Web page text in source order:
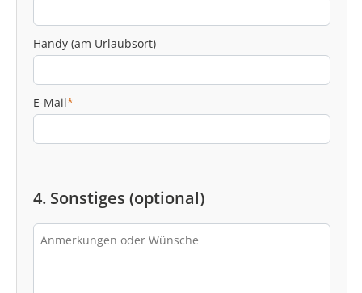
Handy (am Urlaubsort)
E-Mail*
4. Sonstiges (optional)